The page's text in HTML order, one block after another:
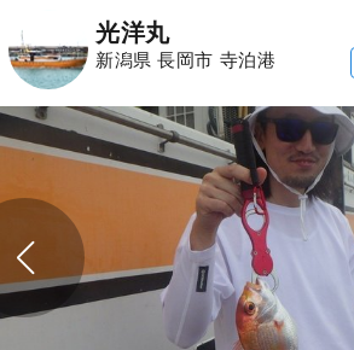
光洋丸
新潟県 長岡市 寺泊港